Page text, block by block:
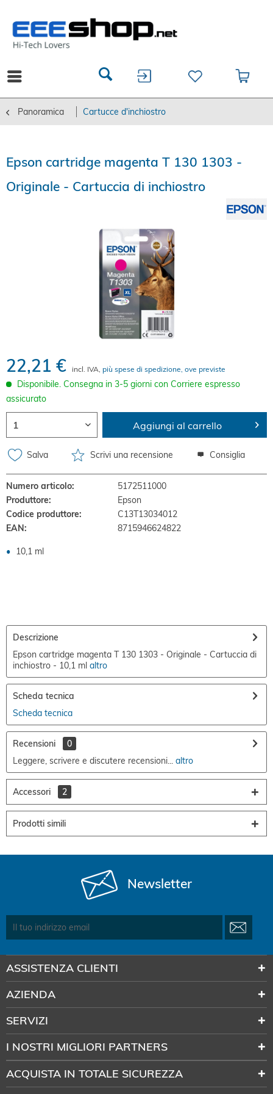
Panoramica Cartucce d'inchiostro
Epson cartridge magenta T 130 1303 -
Originale - Cartuccia di inchiostro
22,21 € incl. IVA, più spese di spedizione, ove previste
Disponibile. Consegna in 3-5 giorni con Corriere espresso
assicurato
Aggiungi al carrello
Salva Scrivi una recensione Consiglia
Numero articolo:
5172511000
Produttore:
Epson
Codice produttore:
C13T13034012
EAN:
8715946624822
10,1 ml
Descrizione
Epson cartridge magenta T 130 1303 - Originale - Cartuccia di
inchiostro - 10,1 ml altro
Scheda tecnica
Scheda tecnica
Recensioni
0
Leggere, scrivere e discutere recensioni... altro
Accessori 2
Prodotti simili
Newsletter
ASSISTENZA CLIENTI
AZIENDA
SERVIZI
I NOSTRI MIGLIORI PARTNERS
ACQUISTA IN TOTALE SICUREZZA